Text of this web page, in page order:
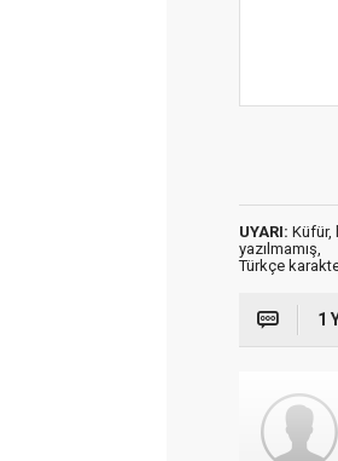
UYARI: Küfür,
yazılmamış,
Türkçe
1